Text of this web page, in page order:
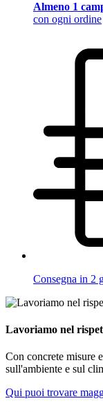
Almeno 1
con ogni ordine
Consegna in 2
Lavoriamo nel
Con concrete misure
sull'ambiente e sul
Qui puoi trovare